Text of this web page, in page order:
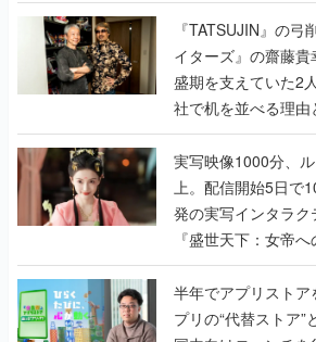
く
『TATSUJIN』の
イターズ』の齋藤
盛期を支えていた2
社で机を並べる理由
『TATSUJIN
んだレジェンド2人
実写映像1000分、
上。配信開始5日で
発の実写インタラ
『盛世天下：女帝
うこだわりをプロ
半年でアプリストアをオ
プリの“代替ストア